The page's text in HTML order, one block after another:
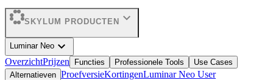
SKYLUM PRODUCTEN expand_more
Luminar Neo expand_more
OverzichtPrijzen Functies Professionele Tools
Use Cases
Alternatieven ProefversieKortingenLuminar Neo User